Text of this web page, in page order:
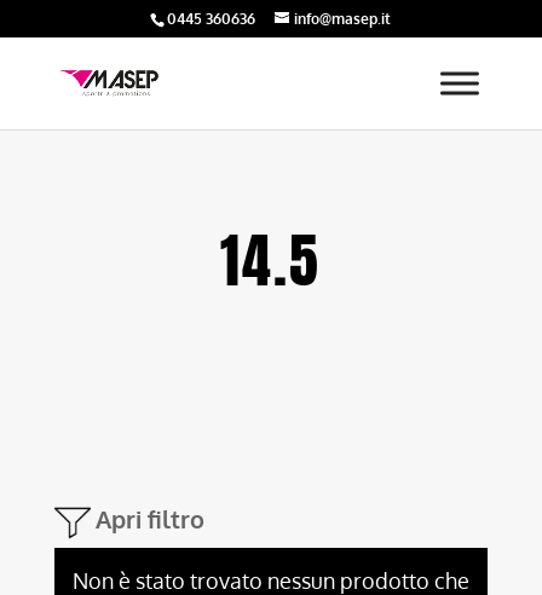
0445 360636 info@masep.it
14.5
Apri filtro
Non è stato trovato nessun prodotto che